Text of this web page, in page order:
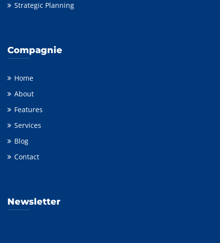
Strategic Planning
Compagnie
Home
About
Features
Services
Blog
Contact
Newsletter